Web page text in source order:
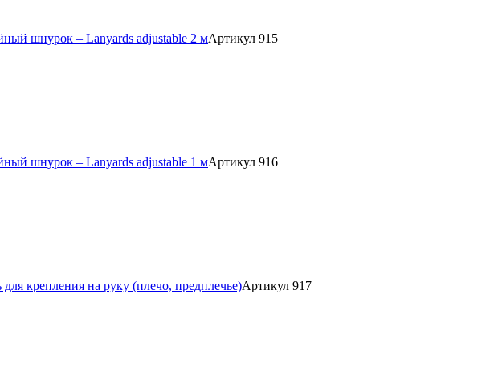
шнурок – Lanyards adjustable 2 мАртикул 915
шнурок – Lanyards adjustable 1 мАртикул 916
крепления на руку (плечо, предплечье)Артикул 917